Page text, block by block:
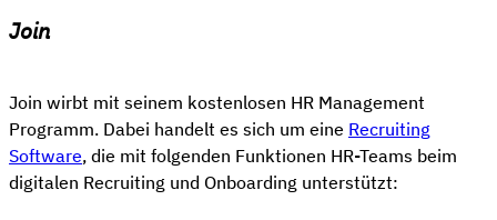
Join
Join wirbt mit seinem kostenlosen HR Management
Programm. Dabei handelt es sich um eine Recruiting
Software, die mit folgenden Funktionen HR-Teams beim
digitalen Recruiting und Onboarding unterstützt: